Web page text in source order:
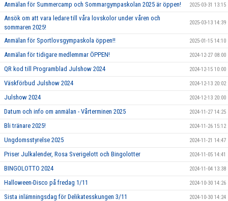
Anmälan för Summercamp och Sommargympaskolan 2025 är öppen! 2025-03-31 13:15
Ansök om att vara ledare till våra lovskolor under våren och
sommaren 2025!
2025-03-13 14:39
Anmälan för Sportlovsgympaskola öppen!! 2025-01-15 14:10
Anmälan för tidigare medlemmar ÖPPEN! 2024-12-27 08:00
QR kod till Programblad Julshow 2024 2024-12-15 10:00
Väskförbud Julshow 2024 2024-12-13 20:02
Julshow 2024 2024-12-13 20:00
Datum och info om anmälan - Vårterminen 2025 2024-11-27 14:25
Bli tränare 2025! 2024-11-26 15:12
Ungdomsstyrelse 2025 2024-11-21 14:47
Priser Julkalender, Rosa Sverigelott och Bingolotter 2024-11-05 14:41
BINGOLOTTO 2024 2024-11-04 13:38
Halloween-Disco på fredag 1/11 2024-10-30 14:26
Sista inlämningsdag för Delikatesskungen 3/11 2024-10-30 14:24